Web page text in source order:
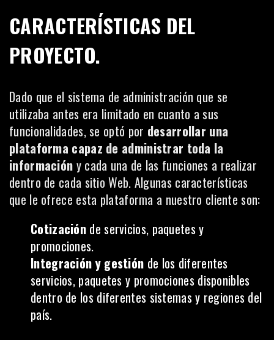
CARACTERÍSTICAS DEL
PROYECTO.
Dado que el sistema de administración que se
utilizaba antes era limitado en cuanto a sus
funcionalidades, se optó por desarrollar una
plataforma capaz de administrar toda la
información y cada una de las funciones a realizar
dentro de cada sitio Web. Algunas características
que le ofrece esta plataforma a nuestro cliente son:
Cotización de servicios, paquetes y
promociones.
Integración y gestión de los diferentes
servicios, paquetes y promociones disponibles
dentro de los diferentes sistemas y regiones del
país.